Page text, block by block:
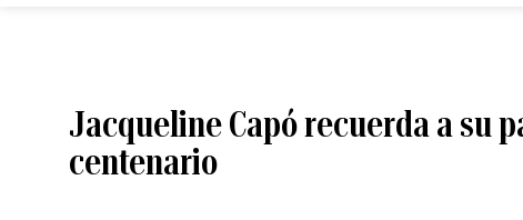
Jacqueline Capó recuerda a su
centenario